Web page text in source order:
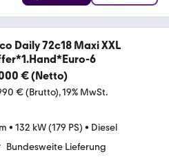
Daily 72c18 Maxi XXL
6
€ (Netto)
€ (Brutto) 19% MwSt.
• 132 kW (179 PS) • Diesel
Bundesweite Lieferung